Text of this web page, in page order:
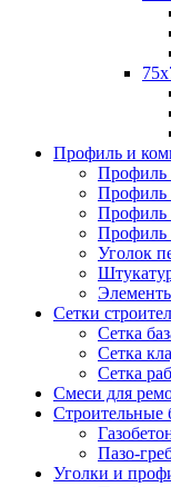
Профиль и
Профиль
Профиль
Профиль
Профиль
Уголок
Сетки
Сетка
Сетка
Сетка
Смеси для
Строительные
Пазо-
Уголки и